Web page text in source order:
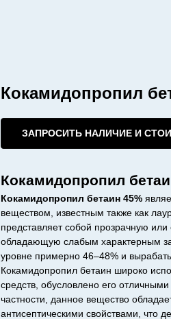
Кокамидопропил
ЗАПРОСИТЬ НАЛИЧИЕ И
Кокамидопропил
Кокамидопропил бетаин 45%
веществом, известным также как
представляет собой прозрачную
обладающую слабым характерным
уровне примерно 46–48% и
Кокамидопропил бетаин широко
средств, обусловлено его
частности, данное вещество
антисептическими свойствами, что